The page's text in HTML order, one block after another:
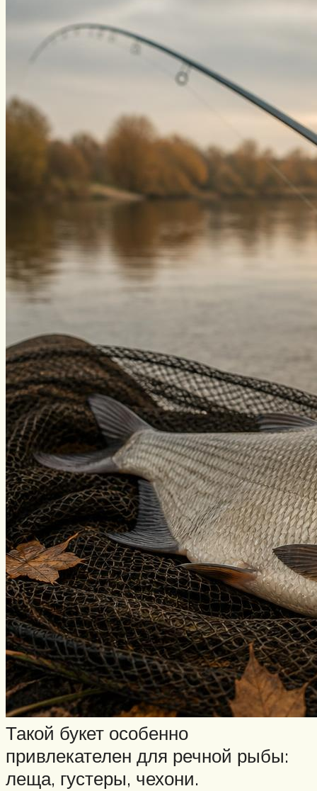
Такой букет особенно
привлекателен для речной рыбы:
леща, густеры, чехони.